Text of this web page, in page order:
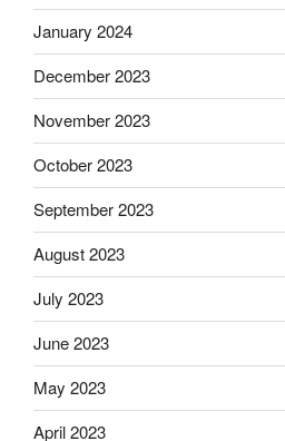
January 2024
December 2023
November 2023
October 2023
September 2023
August 2023
July 2023
June 2023
May 2023
April 2023